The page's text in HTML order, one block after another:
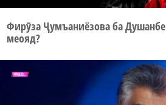
Фирӯза Ҷумъаниёзова ба Душанбе
меояд?